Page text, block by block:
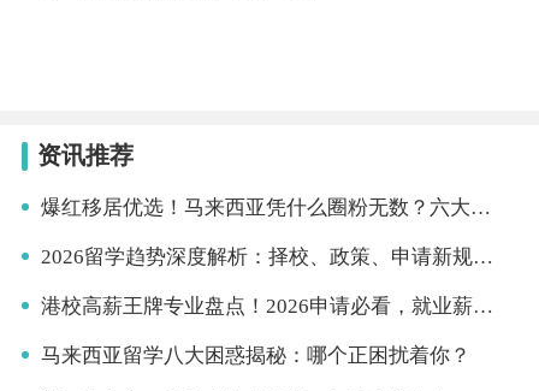
资讯推荐
爆红移居优选！马来西亚凭什么圈粉无数？六大核心优势太亮眼
2026留学趋势深度解析：择校、政策、申请新规，普通人留学不再盲目跟风
港校高薪王牌专业盘点！2026申请必看，就业薪资双在线
马来西亚留学八大困惑揭秘：哪个正困扰着你？